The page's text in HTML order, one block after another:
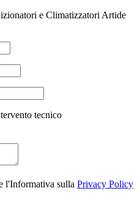
e Climatizzatori Artide
tecnico
l'Informativa sulla Privacy Policy